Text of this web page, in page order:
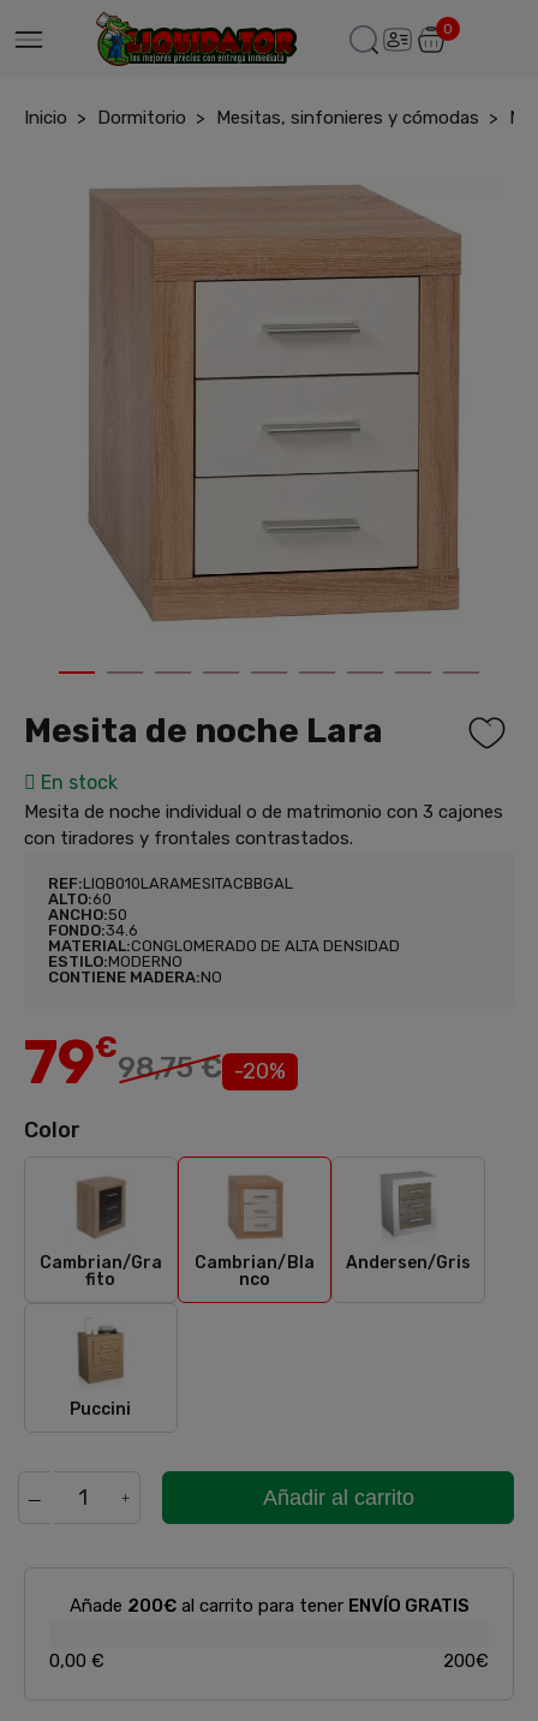
0
Inicio Dormitorio Mesitas, sinfonieres y cómodas
Mesita de noche Lara
En stock
Mesita de noche individual o de matrimonio con 3 cajones
con tiradores y frontales contrastados.
REF:LIQB010LARAMESITACBBGAL
ALTO:60
ANCHO:50
FONDO:34.6
MATERIAL:CONGLOMERADO DE ALTA DENSIDAD
ESTILO:MODERNO
CONTIENE MADERA:NO
79€
98,75 € -20%
Color
Cambrian/Gra
fito
Cambrian/Grafito
Cambrian/Bla
nco
Cambrian/Blanco
Andersen/Gris
Andersen/Gris
Puccini
Puccini
Añadir al carrito
Añade 200€al carrito para tener ENVÍO GRATIS
0,00 € 200€